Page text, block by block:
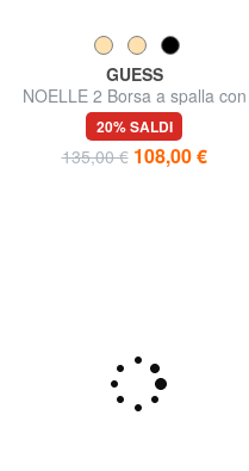
GUESS
NOELLE 2 Borsa a spalla con
tracolla
20% SALDI
135,00 € 108,00 €